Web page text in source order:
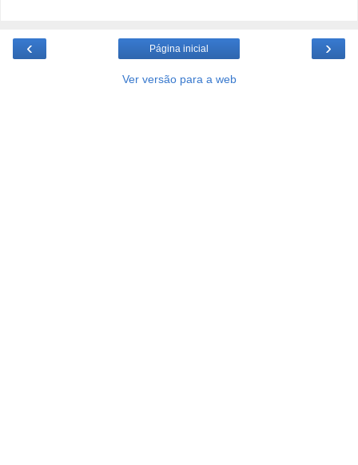
‹ ›
Página inicial
Ver versão para a web